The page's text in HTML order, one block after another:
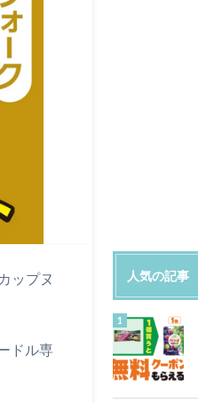
ップヌ
ドル専
人気の記事